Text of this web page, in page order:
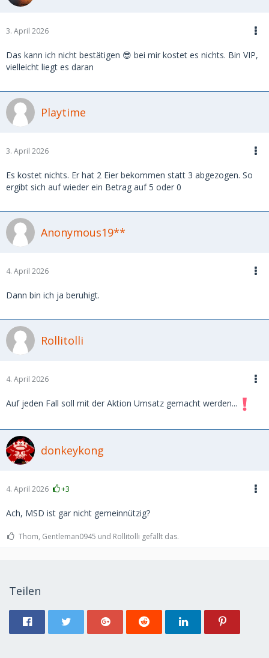
3. April 2026
Das kann ich nicht bestätigen 😎 bei mir kostet es nichts. Bin VIP,
vielleicht liegt es daran
Playtime
3. April 2026
Es kostet nichts. Er hat 2 Eier bekommen statt 3 abgezogen. So
ergibt sich auf wieder ein Betrag auf 5 oder 0
Anonymous19**
4. April 2026
Dann bin ich ja beruhigt.
Rollitolli
4. April 2026
Auf jeden Fall soll mit der Aktion Umsatz gemacht werden...
donkeykong
4. April 2026 +3
Ach, MSD ist gar nicht gemeinnützig?
Thom, Gentleman0945 und Rollitolli gefällt das.
Teilen